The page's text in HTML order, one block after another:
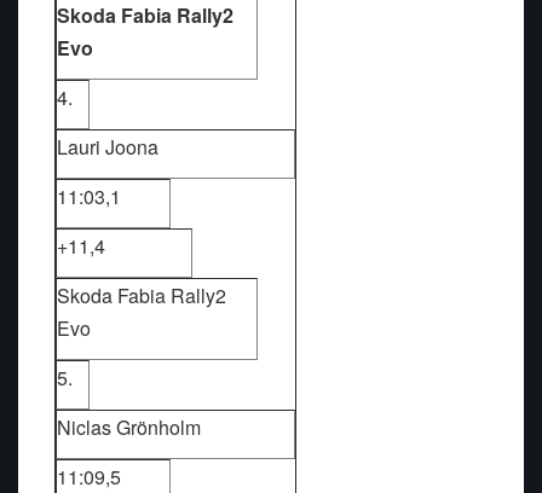
Skoda Fabia Rally2
Evo
4.
Lauri Joona
11:03,1
+11,4
Skoda Fabia Rally2
Evo
5.
Niclas Grönholm
11:09,5